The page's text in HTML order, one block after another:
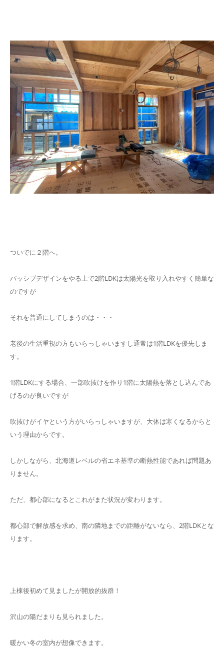
ついでに２階へ。
パッシブデザインをやる上で2階LDKは太陽光を取り入れやすく簡単な
のですが
それを普通にしてしまうのは・・・
老後の生活重視の方もいらっしゃいますし通常は1階LDKを優先しま
す。
1階LDKにする場合、一部吹抜けを作り1階に太陽熱を落とし込んであ
げるのが良いですが
吹抜けがイヤという方がいらっしゃいますが、大体は寒くなるからと
いう理由からです。
しかしながら、北海道レベルの省エネ基準の断熱性能であれば問題あ
りません。
ただ、都心部になるとこれがまた状況が変わります。
都心部で解放感を求め、南の隣地までの距離がないなら、2階LDKとな
ります。
上棟後初めて見ましたが開放的抜群！
沢山の陽だまりも見られました。
暖かい冬の室内が想像できます。